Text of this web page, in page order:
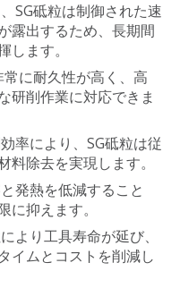
SG砥粒は制御された速
露出するため、長期間
ます。
常に耐久性が高く、高
研削作業に対応できま
率により、SG砥粒は従
除去を実現します。
発熱を低減すること
抑えます。
より工具寿命が延び、
イムとコストを削減し